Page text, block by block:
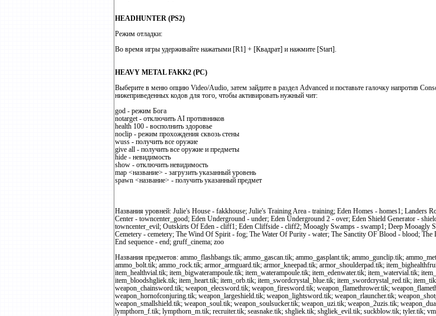
HEADHUNTER (PS2)
Режим отладки:
Во время игры удерживайте нажатыми [R1] + [Квадрат] и нажмите [Start].
HEAVY METAL FAKK2 (PC)
Выберите в меню опцию Video/Audio, затем зайдите в раздел Advanced и поставьте галочку напротив
нижеприведенных кодов для того, чтобы активировать нужный чит:
god - режим Бога
notarget - отключить AI противников
health 100 - восполнить здоровье
noclip - режим прохождения сквозь стены
wuss - получить все оружие
give all - получить все оружие и предметы
hide - невидимость
show - отключить невидимость
map <название> - загрузить указанный уровень
spawn <название> - получить указанный предмет
Названия уровней: Julie's House - fakkhouse; Julie's Training Area - training; Eden Homes - homes1; Landers
Center - towncenter_good; Eden Underground - under; Eden Underground 2 - over; Eden Shield Generator -
towncenter_evil; Outskirts Of Eden - cliff1; Eden Cliffside - cliff2; Mooagly Swamps - swamp1; Deep
Cemetery - cemetery; The Wind Of Spirit - fog; The Water Of Purity - water; The Sanctity OF Blood - blood;
End sequence - end; gruff_cinema; zoo
Названия предметов: ammo_flashbangs.tik; ammo_gascan.tik; ammo_gasplant.tik; ammo_gunclip.tik;
ammo_bolt.tik; ammo_rock.tik; armor_armguard.tik; armor_kneepad.tik; armor_shoulderpad.tik;
item_healthvial.tik; item_bigwaterampoule.tik; item_waterampoule.tik; item_edenwater.tik; item_watervial.tik;
item_bloodshgliek.tik; item_heart.tik; item_orb.tik; item_swordcrystal_blue.tik; item_swordcrystal_red.tik;
weapon_chainsword.tik; weapon_elecsword.tik; weapon_firesword.tik; weapon_flamethrower.tik;
weapon_hornofconjuring.tik; weapon_largeshield.tik; weapon_lightsword.tik; weapon_rlauncher.tik;
weapon_smallshield.tik; weapon_soul.tik; weapon_soulsucker.tik; weapon_uzi.tik; weapon_2uzis.tik;
lympthorn_f.tik; lympthorn_m.tik; recruiter.tik; seasnake.tik; shgliek.tik; shgliek_evil.tik; suckblow.tik; tyler.tik;